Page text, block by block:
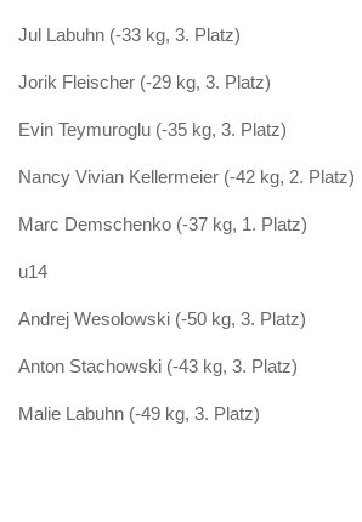
Jul Labuhn (-33 kg, 3. Platz)
Jorik Fleischer (-29 kg, 3. Platz)
Evin Teymuroglu (-35 kg, 3. Platz)
Nancy Vivian Kellermeier (-42 kg, 2. Platz)
Marc Demschenko (-37 kg, 1. Platz)
u14
Andrej Wesolowski (-50 kg, 3. Platz)
Anton Stachowski (-43 kg, 3. Platz)
Malie Labuhn (-49 kg, 3. Platz)